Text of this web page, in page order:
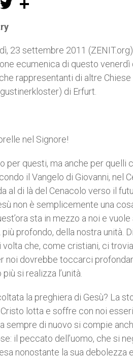
a w
r23 settembre 2011
ecumenica di questo venerdì
rappresentanti di altre
di Erfurt.
nel Signore!
per questi, ma anche per quelli
il Vangelo di Giovanni, nel
al di là del Cenacolo verso il
non è semplicemente una
sta in mezzo a noi e
più profondo, della nostra
volta che, come cristiani, ci
noi dovrebbe toccarci
si realizza l’unità.
la preghiera di Gesù? La
lotta e soffre con noi
sempre di nuovo si compie
il peccato dell’uomo, che si
nonostante la sua